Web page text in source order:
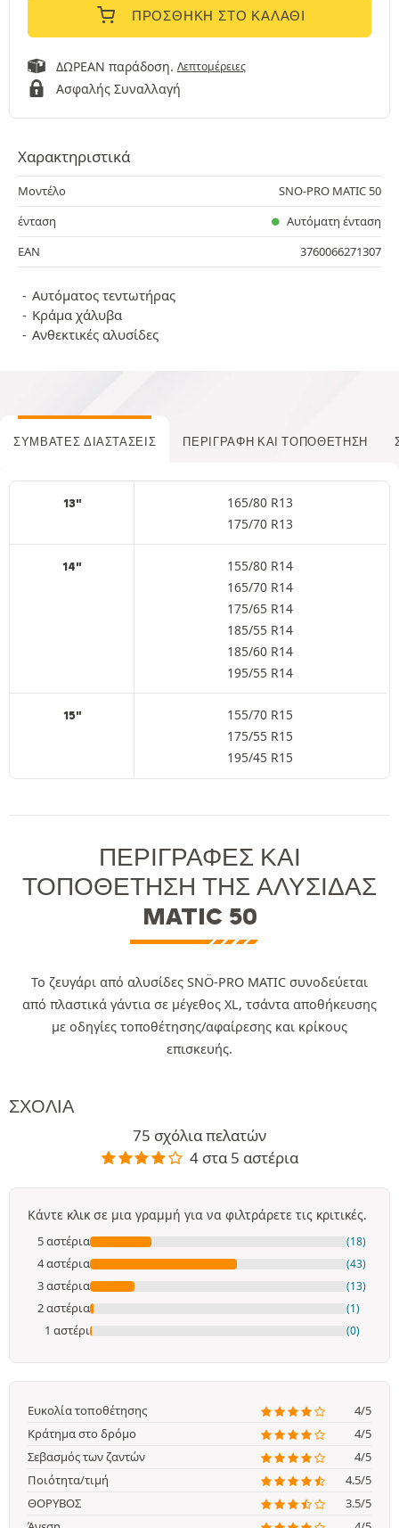
ΠΡΟΣΘΉΚΗ ΣΤΟ ΚΑΛΆΘΙ
ΔΩΡΕΑΝ παράδοση. Λεπτομέρειες
Ασφαλής Συναλλαγή
Χαρακτηριστικά
Μοντέλο
SNO-PRO MATIC 50
ένταση
Αυτόματη ένταση
EAN
3760066271307
Αυτόματος τεντωτήρας
Κράμα χάλυβα
Ανθεκτικές αλυσίδες
ΣΥΜΒΑΤΈΣ ΔΙΑΣΤΆΣΕΙΣ ΠΕΡΙΓΡΑΦΉ ΚΑΙ ΤΟΠΟΘΈΤΗΣΗ
13"
165/80 R13
175/70 R13
14"
155/80 R14
165/70 R14
175/65 R14
185/55 R14
185/60 R14
195/55 R14
15"
155/70 R15
175/55 R15
195/45 R15
ΠΕΡΙΓΡΑΦΈΣ ΚΑΙ
ΤΟΠΟΘΈΤΗΣΗ ΤΗΣ ΑΛΥΣΊΔΑΣ
MATIC 50
Το ζευγάρι από αλυσίδες SNÖ-PRO MATIC συνοδεύεται
από πλαστικά γάντια σε μέγεθος XL, τσάντα αποθήκευσης
με οδηγίες τοποθέτησης/αφαίρεσης και κρίκους
επισκευής.
ΣΧΌΛΙΑ
75 σχόλια πελατών
4 στα 5 αστέρια
Κάντε κλικ σε μια γραμμή για να φιλτράρετε τις κριτικές.
5 αστέρια (18)
4 αστέρια (43)
3 αστέρια (13)
2 αστέρια (1)
1 αστέρι (0)
Ευκολία τοποθέτησης
4/5
Κράτημα στο δρόμο
4/5
Σεβασμός των ζαντών
4/5
Ποιότητα/τιμή
4.5/5
ΘΟΡΥΒΟΣ
3.5/5